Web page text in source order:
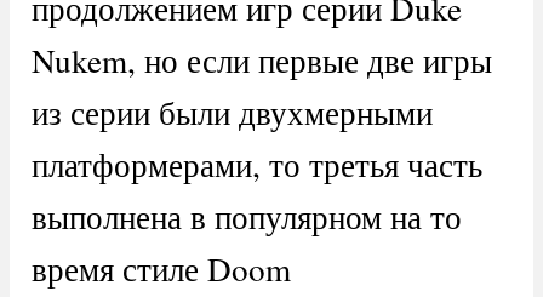
Nukem, но если первые две игры
из серии были двухмерными
платформерами, то третья часть
выполнена в популярном на то
время стиле Doom